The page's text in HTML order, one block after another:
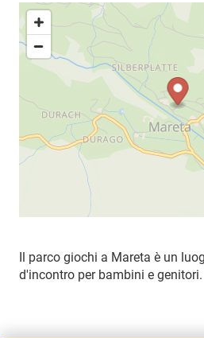
Il parco giochi a Mareta è un
d'incontro per bambini e genitori.